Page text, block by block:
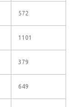
572
1101
379
649